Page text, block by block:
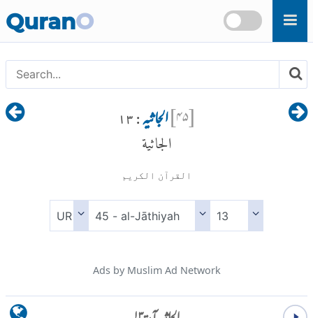
Skip to main content
QuranO
[۴۵]الجاثیہ : ۱۳
الجاثية
القرآن الكريم
Ads by Muslim Ad Network